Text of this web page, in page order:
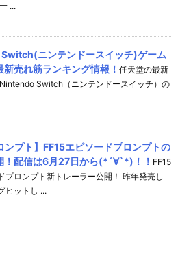
...
ニンテンドースイッチ)ゲーム
新売れ筋ランキング情報！ 任天堂の最新
Switch（ニンテンドースイッチ）の
ンプト】FF15エピソードプロンプトの
！配信は6月27日から(*´∀`*)！！ FF15
プロンプト新トレーラー公開！ 昨年発売し
ヒットし ...